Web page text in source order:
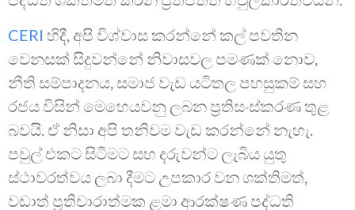
CERI හිදී, අපි විශ්වාස කරන්නේ කල් පවතින
වෙනසක් සිදුවන්නේ නිවාසවල පමණක් නොව,
නීති සම්පාදනය, සමාජ වැඩ යටිතල පහසුකම් සහ
රජය විසින් මෙහෙයවනු ලබන ප්‍රතිසංස්කරණ තුළ
බවයි. ඒ නිසා අපි තනිවම වැඩ කරන්නේ නැහැ.
පවුල් එකට සිටීමට සහ දරුවන්ට ලැබිය යුතු
ස්ථාවරත්වය ලබා දීමට උපකාර වන ශක්තිමත්,
වඩාත් ප්‍රතිචාරාත්මක ළමා ආරක්ෂණ පද්ධති